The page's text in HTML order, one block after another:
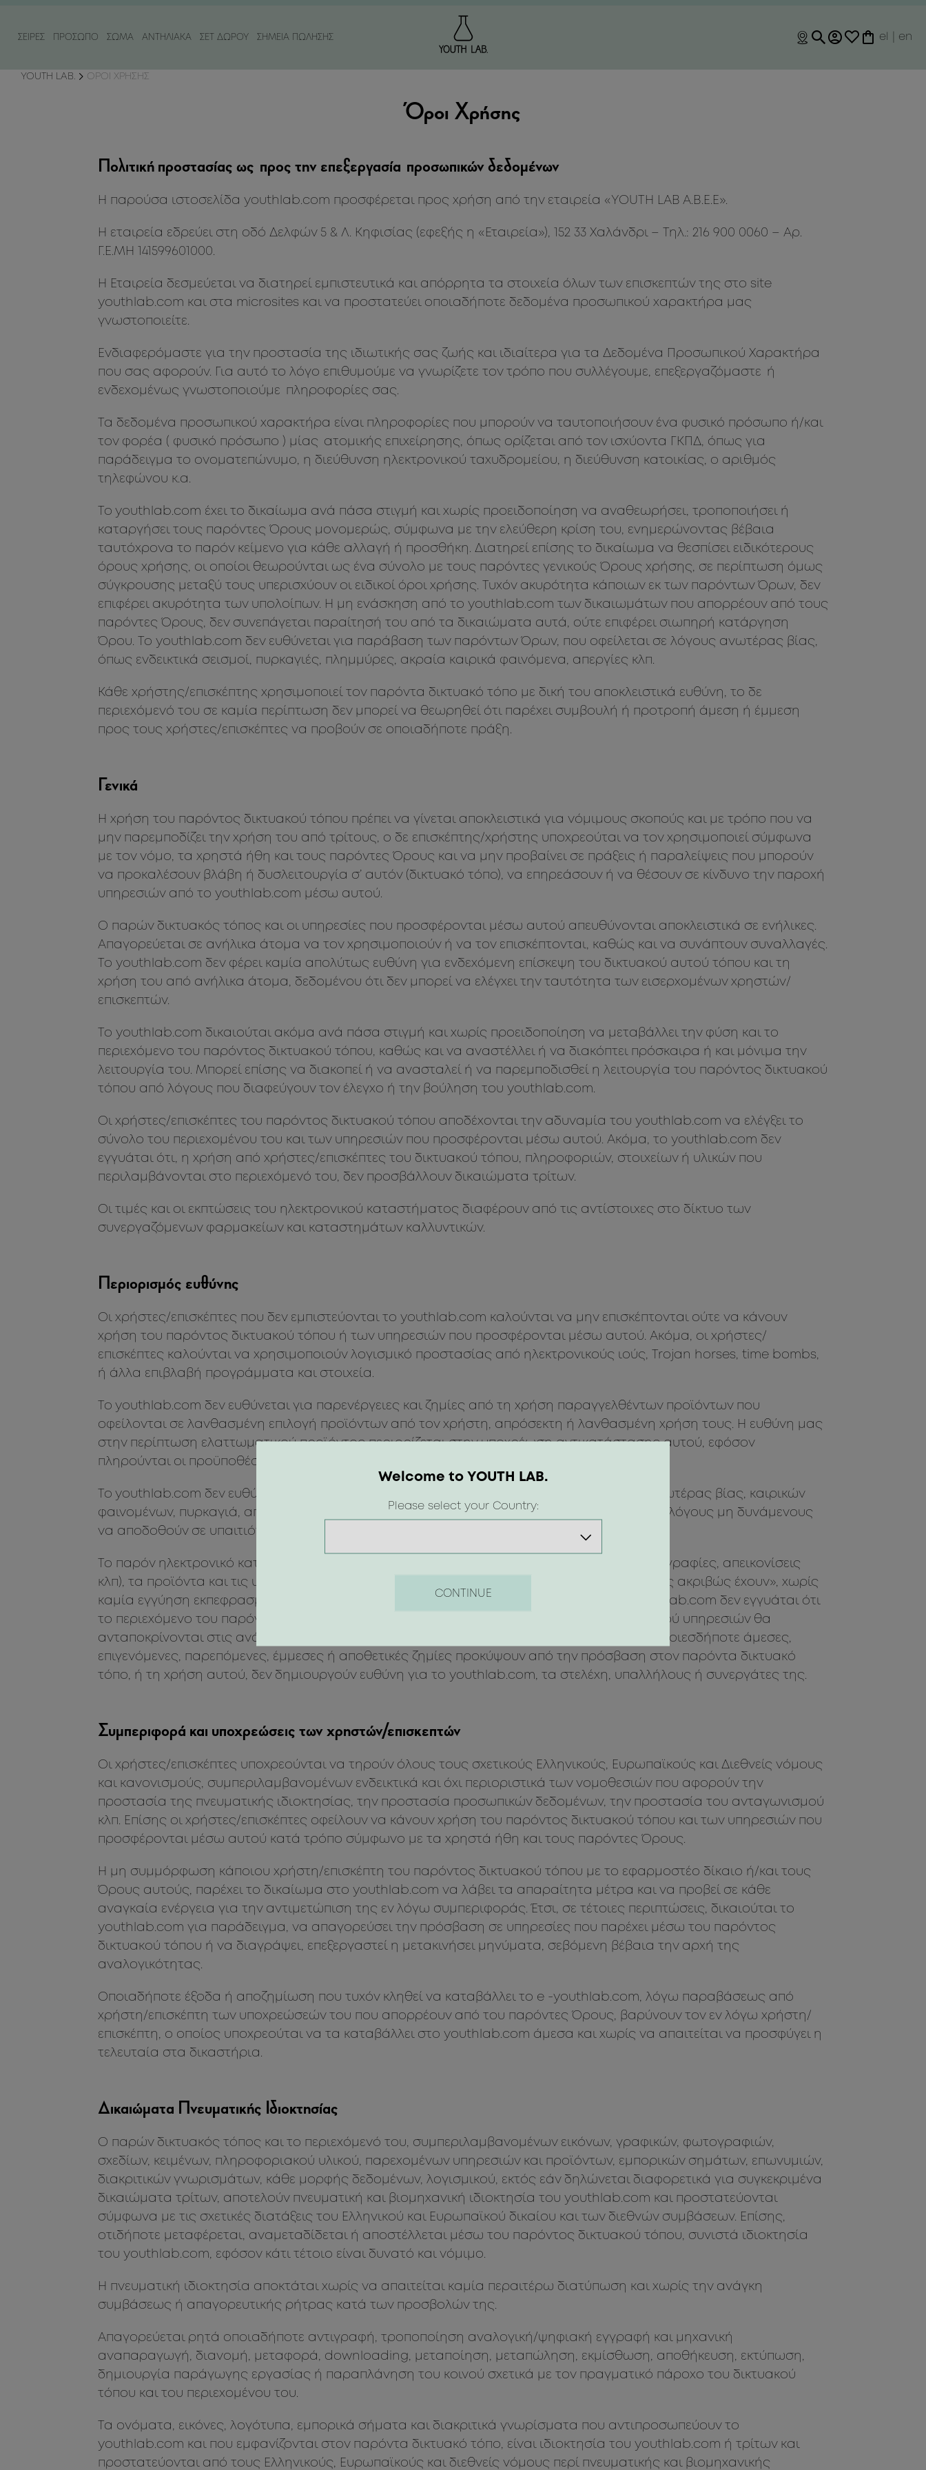
ΣΕΙΡΕΣ ΠΡΟΣΩΠΟ
ΚΡΕΜΕΣ ΠΡΟΣΩΠΟΥ
ΠΕΡΙΠΟΙΗΣΗ ΜΑΤΙΩΝ
ΠΡΩΤΑ ΣΗΜΑΔΙΑ ΓΗΡΑΝΣΗΣ
ΤΟΝΟΣ
ΣΩΜΑ
ΚΡΕΜΕΣ & ΕΛΑΙΑ ΣΩΜΑΤΟΣ
ΑΝΤΗΛΙΑΚΑ
ΠΕΡΙΠΟΙΗΣΗ ΜΕΤΑ ΤΟΝ ΗΛΙΟ / AFTER SUN
ΣΕΤ ΔΩΡΟΥ ΣΗΜΕΙΑ ΠΩΛΗΣΗΣ el en
YOUTH LAB. ΟΡΟΙ ΧΡΗΣΗΣ
Όροι Χρήσης
Πολιτική προστασίας ως προς την επεξεργασία προσωπικών δεδομένων
Η παρούσα ιστοσελίδα youthlab.com προσφέρεται προς χρήση από την εταιρεία «YOUTH LAB A.B.E.E».
H εταιρεία εδρεύει στη οδό Δελφών 5 & Λ. Κηφισίας (εφεξής η «Εταιρεία»), 152 33 Χαλάνδρι – Τηλ.: 216 900 0060 – Αρ.
Γ.Ε.ΜΗ 141599601000.
Η Εταιρεία δεσμεύεται να διατηρεί εμπιστευτικά και απόρρητα τα στοιχεία όλων των επισκεπτών της στο site
youthlab.com και στα microsites και να προστατεύει οποιαδήποτε δεδομένα προσωπικού χαρακτήρα μας
γνωστοποιείτε.
Ενδιαφερόμαστε για την προστασία της ιδιωτικής σας ζωής και ιδιαίτερα για τα Δεδομένα Προσωπικού Χαρακτήρα
που σας αφορούν. Για αυτό το λόγο επιθυμούμε να γνωρίζετε τον τρόπο που συλλέγουμε, επεξεργαζόμαστε ή
ενδεχομένως γνωστοποιούμε πληροφορίες σας.
Τα δεδομένα προσωπικού χαρακτήρα είναι πληροφορίες που μπορούν να ταυτοποιήσουν ένα φυσικό πρόσωπο ή/και
τον φορέα ( φυσικό πρόσωπο ) μίας ατομικής επιχείρησης, όπως ορίζεται από τον ισχύοντα ΓΚΠΔ, όπως για
παράδειγμα το ονοματεπώνυμο, η διεύθυνση ηλεκτρονικού ταχυδρομείου, η διεύθυνση κατοικίας, ο αριθμός
τηλεφώνου κ.α.
To youthlab.com έχει το δικαίωμα ανά πάσα στιγμή και χωρίς προειδοποίηση να αναθεωρήσει, τροποποιήσει ή
καταργήσει τους παρόντες Όρους μονομερώς, σύμφωνα με την ελεύθερη κρίση του, ενημερώνοντας βέβαια
ταυτόχρονα το παρόν κείμενο για κάθε αλλαγή ή προσθήκη. Διατηρεί επίσης το δικαίωμα να θεσπίσει ειδικότερους
όρους χρήσης, οι οποίοι θεωρούνται ως ένα σύνολο με τους παρόντες γενικούς Όρους χρήσης, σε περίπτωση όμως
σύγκρουσης μεταξύ τους υπερισχύουν οι ειδικοί όροι χρήσης. Τυχόν ακυρότητα κάποιων εκ των παρόντων Όρων, δεν
επιφέρει ακυρότητα των υπολοίπων. Η μη ενάσκηση από το youthlab.com των δικαιωμάτων που απορρέουν από τους
παρόντες Όρους, δεν συνεπάγεται παραίτησή του από τα δικαιώματα αυτά, ούτε επιφέρει σιωπηρή κατάργηση
Όρου. Το youthlab.com δεν ευθύνεται για παράβαση των παρόντων Όρων, που οφείλεται σε λόγους ανωτέρας βίας,
όπως ενδεικτικά σεισμοί, πυρκαγιές, πλημμύρες, ακραία καιρικά φαινόμενα, απεργίες κλπ.
Κάθε χρήστης/επισκέπτης χρησιμοποιεί τον παρόντα δικτυακό τόπο με δική του αποκλειστικά ευθύνη, το δε
περιεχόμενό του σε καμία περίπτωση δεν μπορεί να θεωρηθεί ότι παρέχει συμβουλή ή προτροπή άμεση ή έμμεση
προς τους χρήστες/επισκέπτες να προβούν σε οποιαδήποτε πράξη.
Γενικά
Η χρήση του παρόντος δικτυακού τόπου πρέπει να γίνεται αποκλειστικά για νόμιμους σκοπούς και με τρόπο που να
μην παρεμποδίζει την χρήση του από τρίτους, ο δε επισκέπτης/χρήστης υποχρεούται να τον χρησιμοποιεί σύμφωνα
με τον νόμο, τα χρηστά ήθη και τους παρόντες Όρους και να μην προβαίνει σε πράξεις ή παραλείψεις που μπορούν
να προκαλέσουν βλάβη ή δυσλειτουργία σ’ αυτόν (δικτυακό τόπο), να επηρεάσουν ή να θέσουν σε κίνδυνο την παροχή
υπηρεσιών από το youthlab.com μέσω αυτού.
Ο παρών δικτυακός τόπος και οι υπηρεσίες που προσφέρονται μέσω αυτού απευθύνονται αποκλειστικά σε ενήλικες.
Απαγορεύεται σε ανήλικα άτομα να τον χρησιμοποιούν ή να τον επισκέπτονται, καθώς και να συνάπτουν συναλλαγές.
Το youthlab.com δεν φέρει καμία απολύτως ευθύνη για ενδεχόμενη επίσκεψη του δικτυακού αυτού τόπου και τη
χρήση του από ανήλικα άτομα, δεδομένου ότι δεν μπορεί να ελέγχει την ταυτότητα των εισερχομένων χρηστών/
επισκεπτών.
Το youthlab.com δικαιούται ακόμα ανά πάσα στιγμή και χωρίς προειδοποίηση να μεταβάλλει την φύση και το
περιεχόμενο του παρόντος δικτυακού τόπου, καθώς και να αναστέλλει ή να διακόπτει πρόσκαιρα ή και μόνιμα την
λειτουργία του. Μπορεί επίσης να διακοπεί ή να ανασταλεί ή να παρεμποδισθεί η λειτουργία του παρόντος δικτυακού
τόπου από λόγους που διαφεύγουν τον έλεγχο ή την βούληση του youthlab.com.
Οι χρήστες/επισκέπτες του παρόντος δικτυακού τόπου αποδέχονται την αδυναμία του youthlab.com να ελέγξει το
σύνολο του περιεχομένου του και των υπηρεσιών που προσφέρονται μέσω αυτού. Ακόμα, το youthlab.com δεν
εγγυάται ότι, η χρήση από χρήστες/επισκέπτες του δικτυακού τόπου, πληροφοριών, στοιχείων ή υλικών που
περιλαμβάνονται στο περιεχόμενό του, δεν προσβάλλουν δικαιώματα τρίτων.
Οι τιμές και οι εκπτώσεις του ηλεκτρονικού καταστήματος διαφέρουν από τις αντίστοιχες στο δίκτυο των
συνεργαζόμενων φαρμακείων και καταστημάτων καλλυντικών.
Περιορισμός ευθύνης
Οι χρήστες/επισκέπτες που δεν εμπιστεύονται το youthlab.com καλούνται να μην επισκέπτονται ούτε να κάνουν
χρήση του παρόντος δικτυακού τόπου ή των υπηρεσιών που προσφέρονται μέσω αυτού. Ακόμα, οι χρήστες/
επισκέπτες καλούνται να χρησιμοποιούν λογισμικό προστασίας από ηλεκτρονικούς ιούς, Trojan horses, time bombs,
ή άλλα επιβλαβή προγράμματα και στοιχεία.
To youthlab.com δεν ευθύνεται για παρενέργειες και ζημίες από τη χρήση παραγγελθέντων προϊόντων που
οφείλονται σε λανθασμένη επιλογή προϊόντων από τον χρήστη, απρόσεκτη ή λανθασμένη χρήση τους. Η ευθύνη μας
στην περίπτωση ελαττωματικού προϊόντος περιορίζεται στην υποχρέωση αντικατάστασης αυτού, εφόσον
πληρούνται οι προϋποθέσεις επιστροφής προιόντων.
To youthlab.com δεν ευθύνεται για ελλείψεις στη διαθεσιμότητα προϊόντων από λόγους ανωτέρας βίας, καιρικών
φαινομένων, πυρκαγιά, απεργίες προμηθευτών, παράνομη συμπεριφορά τρίτων και εν γένει λόγους μη δυνάμενους
να αποδοθούν σε υπαιτιότητα τoυ youthlab.com.
Το παρόν ηλεκτρονικό κατάστημα παρέχει το περιεχόμενο (πχ πληροφορίες, ονόματα, φωτογραφίες, απεικονίσεις
κλπ), τα προϊόντα και τις υπηρεσίες που διατίθενται μέσω αυτού του δικτυακού τόπου «όπως ακριβώς έχουν», χωρίς
καμία εγγύηση εκπεφρασμένη ή και συνεπαγόμενη με οποιονδήποτε τρόπο. Επίσης,το youthlab.com δεν εγγυάται ότι
το περιεχόμενο του παρόντος δικτυακού τόπου και η ποιότητα των παρεχόμενων μέσω αυτού υπηρεσιών θα
ανταποκρίνονται στις ανάγκες, απαιτήσεις και προσδοκίες των χρηστών/επισκεπτών του. Οποιεσδήποτε άμεσες,
επιγενόμενες, παρεπόμενες, έμμεσες ή αποθετικές ζημίες προκύψουν από την πρόσβαση στον παρόντα δικτυακό
τόπο, ή τη χρήση αυτού, δεν δημιουργούν ευθύνη για το youthlab.com, τα στελέχη, υπαλλήλους ή συνεργάτες της.
Συμπεριφορά και υποχρεώσεις των χρηστών/επισκεπτών
Οι χρήστες/επισκέπτες υποχρεούνται να τηρούν όλους τους σχετικούς Ελληνικούς, Ευρωπαϊκούς και Διεθνείς νόμους
και κανονισμούς, συμπεριλαμβανομένων ενδεικτικά και όχι περιοριστικά των νομοθεσιών που αφορούν την
προστασία της πνευματικής ιδιοκτησίας, την προστασία προσωπικών δεδομένων, την προστασία του ανταγωνισμού
κλπ. Επίσης οι χρήστες/επισκέπτες οφείλουν να κάνουν χρήση του παρόντος δικτυακού τόπου και των υπηρεσιών που
προσφέρονται μέσω αυτού κατά τρόπο σύμφωνο με τα χρηστά ήθη και τους παρόντες Όρους.
Η μη συμμόρφωση κάποιου χρήστη/επισκέπτη του παρόντος δικτυακού τόπου με το εφαρμοστέο δίκαιο ή/και τους
Όρους αυτούς, παρέχει το δικαίωμα στο youthlab.com να λάβει τα απαραίτητα μέτρα και να προβεί σε κάθε
αναγκαία ενέργεια για την αντιμετώπιση της εν λόγω συμπεριφοράς. Έτσι, σε τέτοιες περιπτώσεις, δικαιούται το
youthlab.com για παράδειγμα, να απαγορεύσει την πρόσβαση σε υπηρεσίες που παρέχει μέσω του παρόντος
δικτυακού τόπου ή να διαγράψει, επεξεργαστεί η μετακινήσει μηνύματα, σεβόμενη βέβαια την αρχή της
αναλογικότητας.
Οποιαδήποτε έξοδα ή αποζημίωση που τυχόν κληθεί να καταβάλλει το e -youthlab.com, λόγω παραβάσεως από
χρήστη/επισκέπτη των υποχρεώσεών του που απορρέουν από του παρόντες Όρους, βαρύνουν τον εν λόγω χρήστη/
επισκέπτη, ο οποίος υποχρεούται να τα καταβάλλει στο youthlab.com άμεσα και χωρίς να απαιτείται να προσφύγει η
τελευταία στα δικαστήρια.
Δικαιώματα Πνευματικής Ιδιοκτησίας
Ο παρών δικτυακός τόπος και το περιεχόμενό του, συμπεριλαμβανομένων εικόνων, γραφικών, φωτογραφιών,
σχεδίων, κειμένων, πληροφοριακού υλικού, παρεχομένων υπηρεσιών και προϊόντων, εμπορικών σημάτων, επωνυμιών,
διακριτικών γνωρισμάτων, κάθε μορφής δεδομένων, λογισμικού, εκτός εάν δηλώνεται διαφορετικά για συγκεκριμένα
δικαιώματα τρίτων, αποτελούν πνευματική και βιομηχανική ιδιοκτησία του youthlab.com και προστατεύονται
σύμφωνα με τις σχετικές διατάξεις του Ελληνικού και Ευρωπαϊκού δικαίου και των διεθνών συμβάσεων. Επίσης,
οτιδήποτε μεταφέρεται, αναμεταδίδεται ή αποστέλλεται μέσω του παρόντος δικτυακού τόπου, συνιστά ιδιοκτησία
του youthlab.com, εφόσον κάτι τέτοιο είναι δυνατό και νόμιμο.
Η πνευματική ιδιοκτησία αποκτάται χωρίς να απαιτείται καμία περαιτέρω διατύπωση και χωρίς την ανάγκη
συμβάσεως ή απαγορευτικής ρήτρας κατά των προσβολών της.
Απαγορεύεται ρητά οποιαδήποτε αντιγραφή, τροποποίηση αναλογική/ψηφιακή εγγραφή και μηχανική
αναπαραγωγή, διανομή, μεταφορά, downloading, μεταποίηση, μεταπώληση, εκμίσθωση, αποθήκευση, εκτύπωση,
δημιουργία παράγωγης εργασίας ή παραπλάνηση του κοινού σχετικά με τον πραγματικό πάροχο του δικτυακού
τόπου και του περιεχομένου του.
Τα ονόματα, εικόνες, λογότυπα, εμπορικά σήματα και διακριτικά γνωρίσματα που αντιπροσωπεύουν το
youthlab.com και που εμφανίζονται στον παρόντα δικτυακό τόπο, είναι ιδιοκτησία του youthlab.com ή τρίτων και
προστατεύονται από τους Ελληνικούς, Ευρωπαϊκούς και διεθνείς νόμους περί πνευματικής και βιομηχανικής
Welcome to YOUTH LAB.
Please select your Country:
CONTINUE